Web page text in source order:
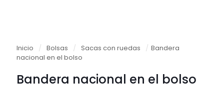
Inicio / Bolsas / Sacas con ruedas / Bandera
nacional en el bolso
Bandera nacional en el bolso